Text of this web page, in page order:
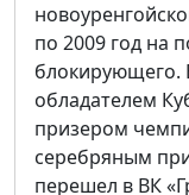
по 2009 год на
блокирующего.
обладателем
призером
серебряным
перешел в ВК